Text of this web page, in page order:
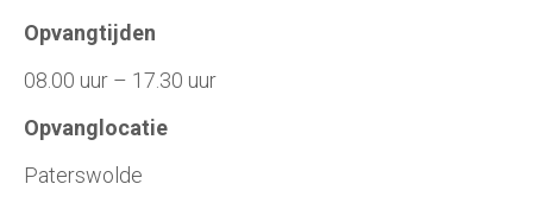
Opvangtijden
08.00 uur – 17.30 uur
Opvanglocatie
Paterswolde